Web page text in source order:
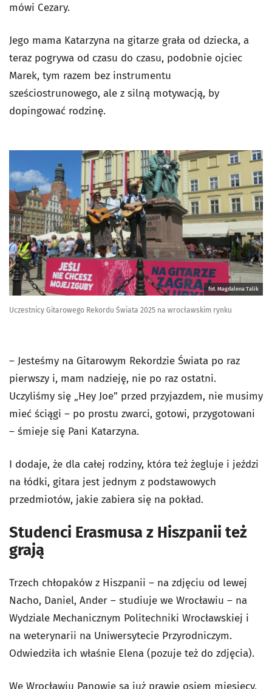
mówi Cezary.
Jego mama Katarzyna na gitarze grała od dziecka, a
teraz pogrywa od czasu do czasu, podobnie ojciec
Marek, tym razem bez instrumentu
sześciostrunowego, ale z silną motywacją, by
dopingować rodzinę.
fot. Magdalena Talik
Uczestnicy Gitarowego Rekordu Świata 2025 na wrocławskim rynku
– Jesteśmy na Gitarowym Rekordzie Świata po raz
pierwszy i, mam nadzieję, nie po raz ostatni.
Uczyliśmy się „Hey Joe” przed przyjazdem, nie musimy
mieć ściągi – po prostu zwarci, gotowi, przygotowani
– śmieje się Pani Katarzyna.
I dodaje, że dla całej rodziny, która też żegluje i jeździ
na łódki, gitara jest jednym z podstawowych
przedmiotów, jakie zabiera się na pokład.
Studenci Erasmusa z Hiszpanii też
grają
Trzech chłopaków z Hiszpanii – na zdjęciu od lewej
Nacho, Daniel, Ander – studiuje we Wrocławiu – na
Wydziale Mechanicznym Politechniki Wrocławskiej i
na weterynarii na Uniwersytecie Przyrodniczym.
Odwiedziła ich właśnie Elena (pozuje też do zdjęcia).
We Wrocławiu Panowie są już prawie osiem miesięcy,